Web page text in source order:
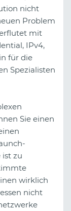
nicht
Problem
mit
IPv4,
für die
Spezialisten
Sie einen
ist zu
wirklich
nicht